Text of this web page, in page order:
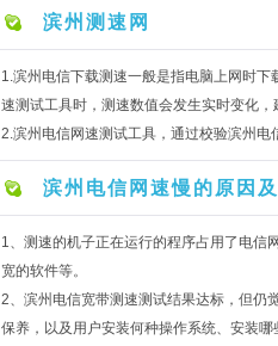
滨州测速网
1.滨州电信下载测速一般是指电脑上网时
速测试工具时，测速数值会发生实时变化
2.滨州电信网速测试工具，通过校验滨州
滨州电信网速慢的原因
1、测速的机子正在运行的程序占用了电信
宽的软件等。
2、滨州电信宽带测速测试结果达标，但仍
保养，以及用户安装何种操作系统、安装